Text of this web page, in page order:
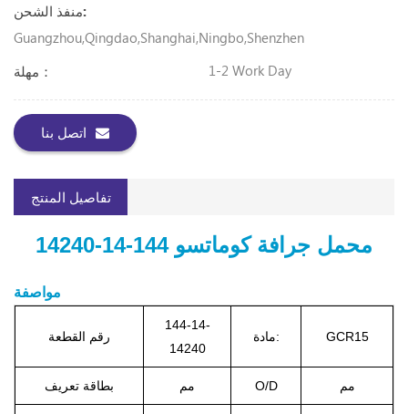
منفذ الشحن:
Guangzhou,Qingdao,Shanghai,Ningbo,Shenzhen
مهلة：
1-2 Work Day
اتصل بنا
تفاصيل المنتج
محمل جرافة كوماتسو 144-14-14240
مواصفة
رقم القطعة
144-14-
14240
مادة: GCR15
بطاقة تعريف مم O/D مم